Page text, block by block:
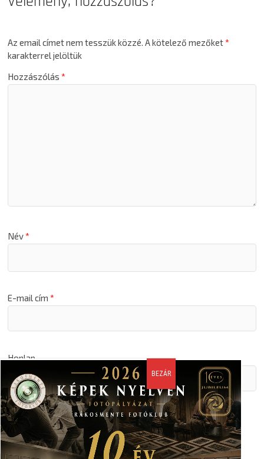
Az email címet nem tesszük közzé. A kötelező mezőket*
karakterrel jelöltük
Hozzászólás*
Név*
E-mail cím*
Honlap
A nevem, email címem, és weboldalcímem mentése a